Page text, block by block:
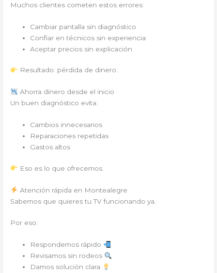
Muchos clientes cometen estos errores:
Cambiar pantalla sin diagnóstico
Confiar en técnicos sin experiencia
Aceptar precios sin explicación
Resultado: pérdida de dinero.
Ahorra dinero desde el inicio
Un buen diagnóstico evita:
Cambios innecesarios
Reparaciones repetidas
Gastos altos
Eso es lo que ofrecemos.
Atención rápida en Montealegre
Sabemos que quieres tu TV funcionando ya.
Por eso:
Respondemos rápido
Revisamos sin rodeos
Damos solución clara